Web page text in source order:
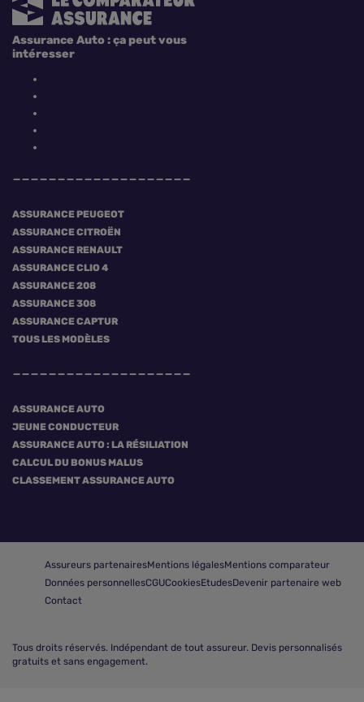
ASSURANCE PEUGEOT
ASSURANCE CITROËN
ASSURANCE RENAULT
ASSURANCE CLIO 4
ASSURANCE 208
ASSURANCE 308
ASSURANCE CAPTUR
TOUS LES MODÈLES
ASSURANCE AUTO
JEUNE CONDUCTEUR
ASSURANCE AUTO : LA RÉSILIATION
CALCUL DU BONUS MALUS
CLASSEMENT ASSURANCE AUTO
Assurance Auto : ça peut vous
intéresser
Assureurs partenairesMentions légalesMentions comparateur
Données personnellesCGUCookiesEtudesDevenir partenaire web
Contact
Tous droits réservés. Indépendant de tout assureur. Devis personnalisés
gratuits et sans engagement.